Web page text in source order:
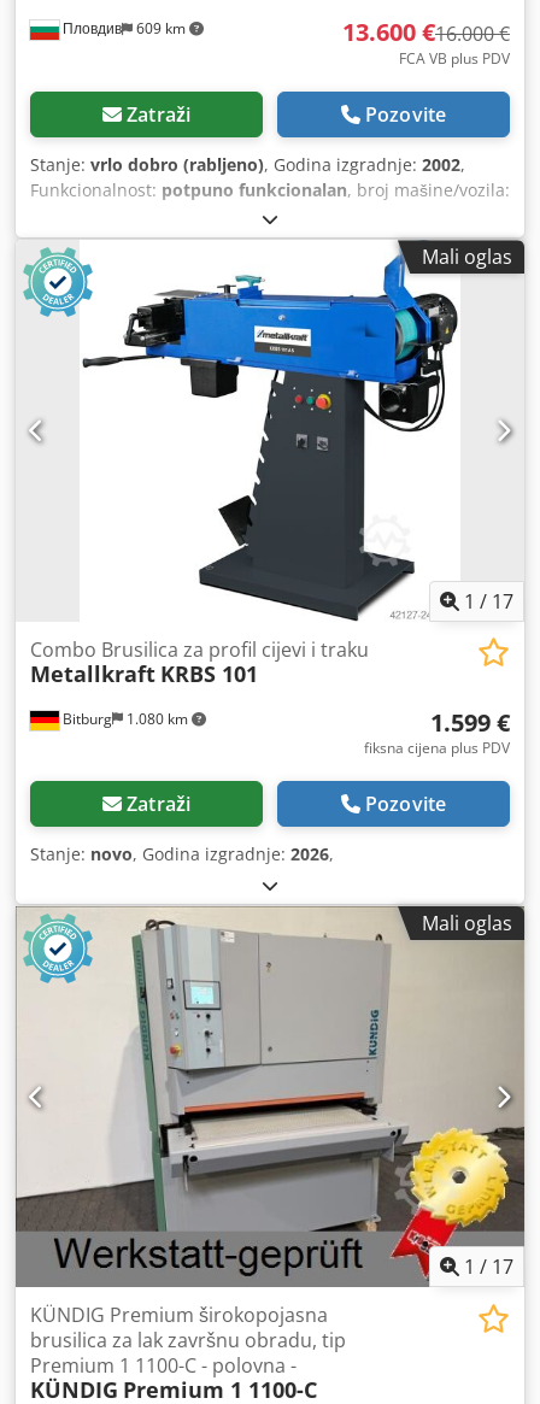
Пловдив 609 km 13.600 €16.000 €
FCA VB plus PDV
Zatraži Pozovite
Stanje: vrlo dobro (rabljeno), Godina izgradnje: 2002,
Funkcionalnost: potpuno funkcionalan, broj mašine/vozila:
1.150 mm
3 m/min, vrsta ulazne struje:trofazni, maksimalna
debljina lima:
3.900 kg , ulazni
napon:400 V , nazivna (prividna) snaga:86 kVA, priključak
za komprimirani zrak:
6 šipka , ulazna frekvencija:50 Hz
širina radnog komada (maks.):1.150 mm
, širina brušenja:
1.150 mm, tip prilagodbe visine:pneumatski, ulazna
Mali oglas
1 / 17
Bitburg 1.080 km
Combo Brusilica za profil cijevi i traku
Metallkraft KRBS 101
1.599 €
fiksna cijena plus PDV
Zatraži Pozovite
Stanje: novo, Godina izgradnje: 2026,
Mali oglas
1 / 17
KÜNDIG Premium širokopojasna
brusilica za lak završnu obradu, tip
Premium 1 1100-C - polovna -
KÜNDIG Premium 1 1100-C